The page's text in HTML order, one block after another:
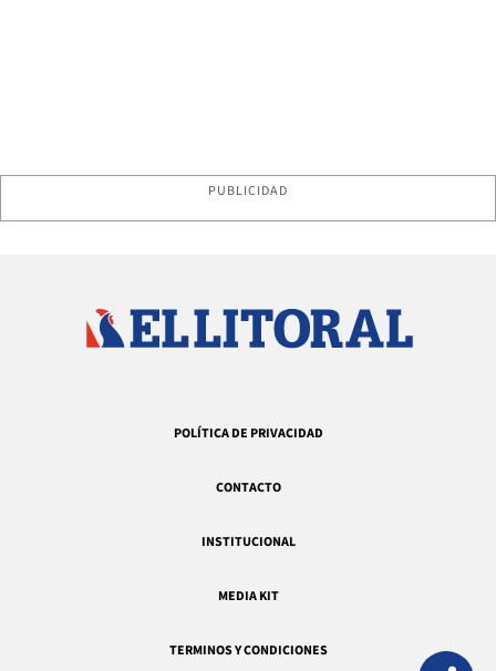
PUBLICIDAD
POLÍTICA DE PRIVACIDAD
CONTACTO
INSTITUCIONAL
MEDIA KIT
TERMINOS Y CONDICIONES